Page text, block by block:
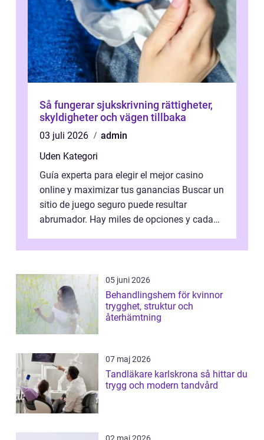
Så fungerar sjukskrivning rättigheter,
skyldigheter och vägen tillbaka
03 juli 2026
admin
Uden Kategori
Guía experta para elegir el mejor casino
online y maximizar tus ganancias Buscar un
sitio de juego seguro puede resultar
abrumador. Hay miles de opciones y cada
05 juni 2026
Behandlingshem för kvinnor
trygghet, struktur och
återhämtning
07 maj 2026
Tandläkare karlskrona så hittar du
trygg och modern tandvård